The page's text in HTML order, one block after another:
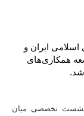
ایران و
همکاری‌های
شد.
نشست تخصصی میان